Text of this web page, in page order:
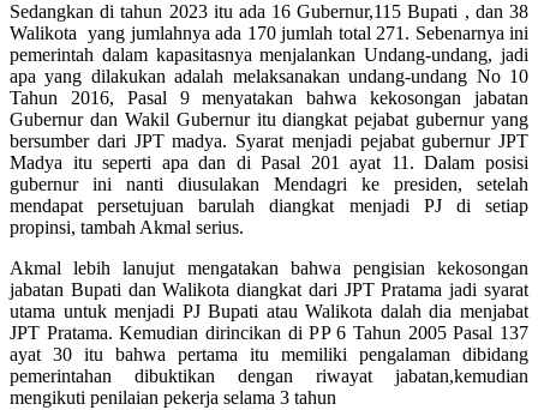
Sedangkan di tahun 2023 itu ada 16 Gubernur,115 Bupati , dan 38
Walikota yang jumlahnya ada 170 jumlah total 271. Sebenarnya ini
pemerintah dalam kapasitasnya menjalankan Undang-undang, jadi
apa yang dilakukan adalah melaksanakan undang-undang No 10
Tahun 2016, Pasal 9 menyatakan bahwa kekosongan jabatan
Gubernur dan Wakil Gubernur itu diangkat pejabat gubernur yang
bersumber dari JPT madya. Syarat menjadi pejabat gubernur JPT
Madya itu seperti apa dan di Pasal 201 ayat 11. Dalam posisi
gubernur ini nanti diusulakan Mendagri ke presiden, setelah
mendapat persetujuan barulah diangkat menjadi PJ di setiap
propinsi, tambah Akmal serius.
Akmal lebih lanujut mengatakan bahwa pengisian kekosongan
jabatan Bupati dan Walikota diangkat dari JPT Pratama jadi syarat
utama untuk menjadi PJ Bupati atau Walikota dalah dia menjabat
JPT Pratama. Kemudian dirincikan di PP 6 Tahun 2005 Pasal 137
ayat 30 itu bahwa pertama itu memiliki pengalaman dibidang
pemerintahan dibuktikan dengan riwayat jabatan,kemudian
mengikuti penilaian pekerja selama 3 tahun